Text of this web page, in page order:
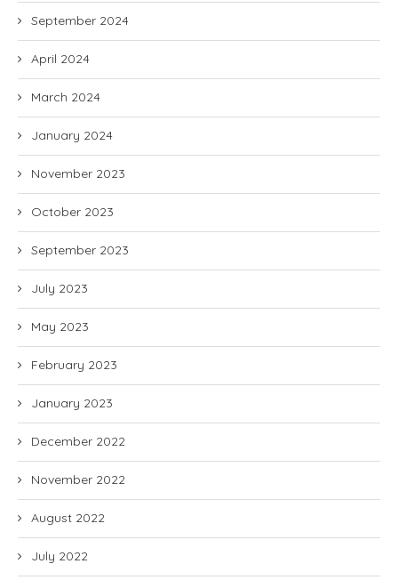
September 2024
April 2024
March 2024
January 2024
November 2023
October 2023
September 2023
July 2023
May 2023
February 2023
January 2023
December 2022
November 2022
August 2022
July 2022